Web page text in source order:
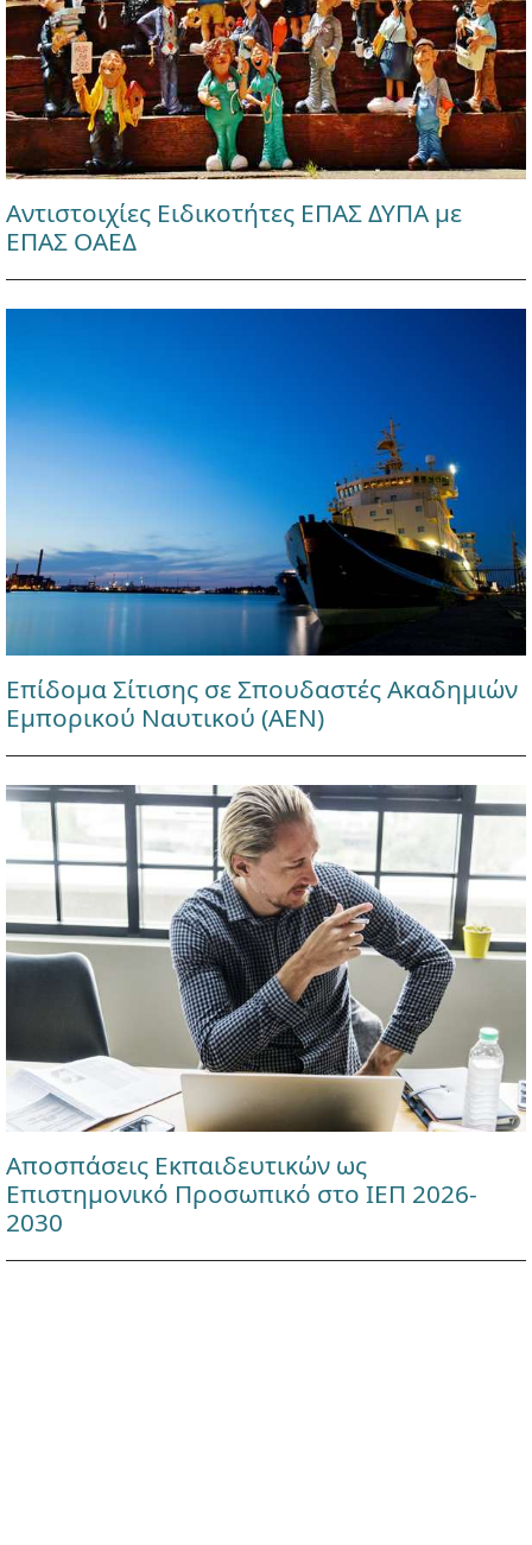
Αντιστοιχίες Ειδικοτήτες ΕΠΑΣ ΔΥΠΑ με
ΕΠΑΣ ΟΑΕΔ
Επίδομα Σίτισης σε Σπουδαστές Ακαδημιών
Εμπορικού Ναυτικού (ΑΕΝ)
Αποσπάσεις Εκπαιδευτικών ως
Επιστημονικό Προσωπικό στο ΙΕΠ 2026-
2030